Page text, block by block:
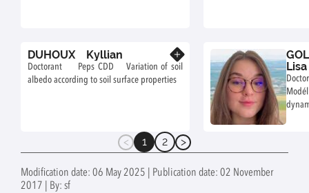
DUHOUX Kyllian
Doctorant Peps CDD Variation of soil
albedo according to soil surface properties
Lisa
1 2
Modification date: 06 May 2025 | Publication date: 02 November
2017 | By: sf